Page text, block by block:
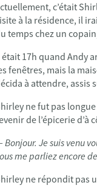
c’était
à la résidence, il
temps chez un
était 17h quand Andy
fenêtres, mais la
à attendre, assis
ne fut pas
de l’épicerie d’à
Bonjour. Je suis venu
me parliez encore
ne répondit pas